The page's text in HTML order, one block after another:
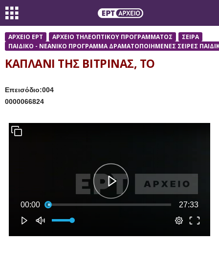
ΑΡΧΕΙΟ ΕΡΤ ΑΡΧΕΙΟ ΤΗΛΕΟΠΤΙΚΟΥ ΠΡΟΓΡΑΜΜΑΤΟΣ
ΣΕΙΡΑ
ΠΑΙΔΙΚΟ - ΝΕΑΝΙΚΟ ΠΡΟΓΡΑΜΜΑ ΔΡΑΜΑΤΟΠΟΙΗΜΕΝΕΣ ΣΕΙΡΕΣ
ΚΑΠΛΑΝΙ ΤΗΣ ΒΙΤΡΙΝΑΣ, ΤΟ
Επεισόδιο:004
0000066824